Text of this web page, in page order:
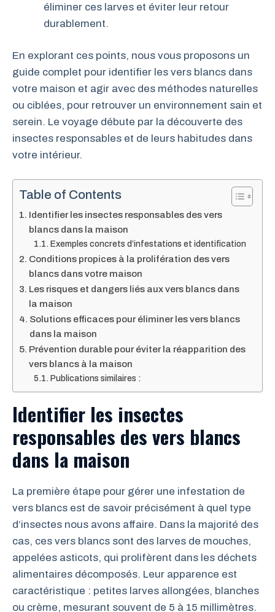
éliminer ces larves et éviter leur retour
durablement.
En explorant ces points, nous vous proposons un
guide complet pour identifier les vers blancs dans
votre maison et agir avec des méthodes naturelles
ou ciblées, pour retrouver un environnement sain et
serein. Le voyage débute par la découverte des
insectes responsables et de leurs habitudes dans
votre intérieur.
Table of Contents
Identifier les insectes responsables des vers
blancs dans la maison
Exemples concrets d’infestations et identification
Conditions propices à la prolifération des vers
blancs dans votre maison
Les risques et dangers liés aux vers blancs dans
la maison
Solutions efficaces pour éliminer les vers blancs
dans la maison
Prévention durable pour éviter la réapparition des
vers blancs à la maison
Publications similaires :
Identifier les insectes
responsables des vers blancs
dans la maison
La première étape pour gérer une infestation de
vers blancs est de savoir précisément à quel type
d’insectes nous avons affaire. Dans la majorité des
cas, ces vers blancs sont des larves de mouches,
appelées asticots, qui prolifèrent dans les déchets
alimentaires décomposés. Leur apparence est
caractéristique : petites larves allongées, blanches
ou crème, mesurant souvent de 5 à 15 millimètres.